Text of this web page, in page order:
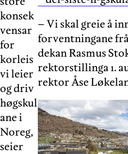
– Vi skal greie å
forventningane
dekan Rasmus
rektorstillinga 1.
rektor Åse
konsek
vensar
for
korleis
vi leier
og driv
høgskul
ane i
Noreg,
seier